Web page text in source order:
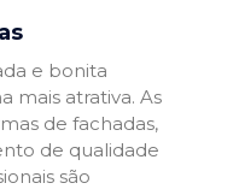
e bonita
mais atrativa. As
de fachadas,
de qualidade
são